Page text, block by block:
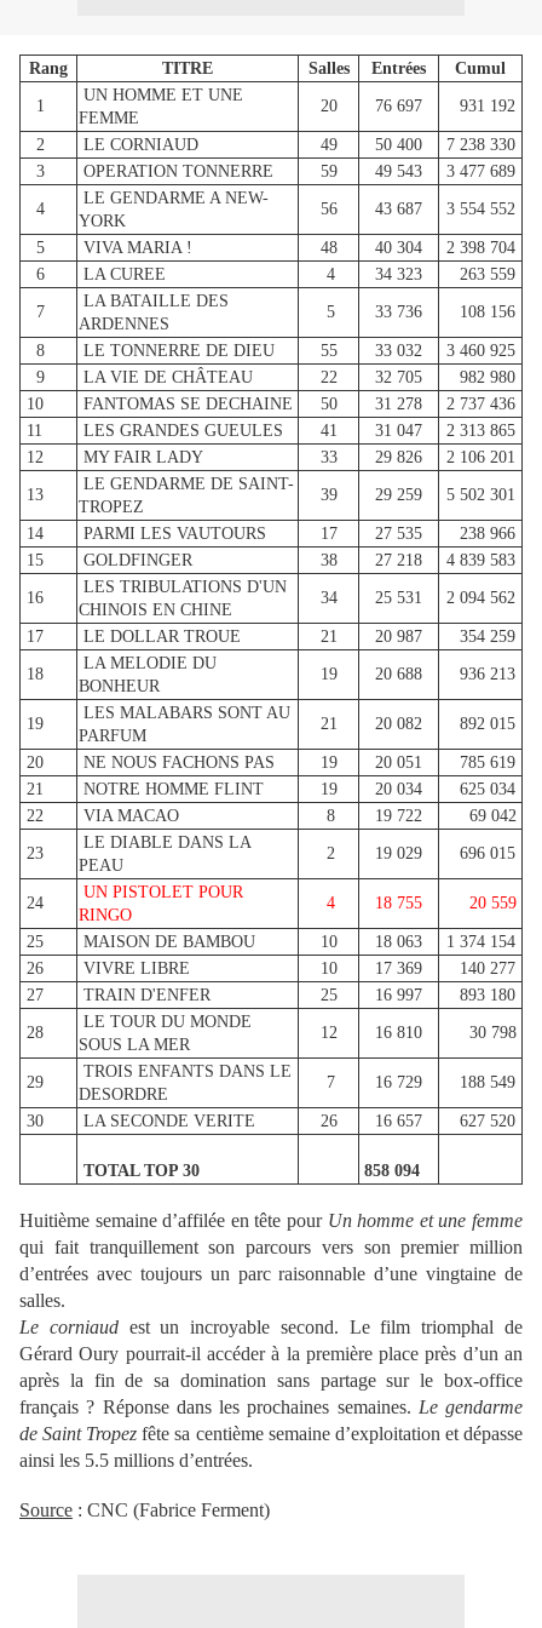
Rang TITRE Salles Entrées Cumul
1
UN HOMME ET UNE
FEMME
20 76 697 931 192
2 LE CORNIAUD 49 50 400
7 238 330
3
OPERATION TONNERRE 59 49 543 3 477 689
4
LE GENDARME A NEW-
YORK
56 43 687 3 554 552
5 VIVA MARIA ! 48 40 304
2 398 704
6
LA CUREE 4 34 323 263 559
7
LA BATAILLE DES
ARDENNES
5 33 736 108 156
8 LE TONNERRE DE DIEU 55 33 032
3 460 925
9
LA VIE DE CHÂTEAU 22 32 705
982 980
10
FANTOMAS SE DECHAINE 50 31 278
2 737 436
11
LES GRANDES GUEULES 41 31 047
2 313 865
12
MY FAIR LADY 33 29 826 2 106 201
13
LE GENDARME DE SAINT-
TROPEZ
39 29 259 5 502 301
14 PARMI LES VAUTOURS 17 27 535
238 966
15
GOLDFINGER 38 27 218 4 839 583
16
LES TRIBULATIONS D'UN
CHINOIS EN CHINE
34 25 531 2 094 562
17 LE DOLLAR TROUE 21 20 987 354 259
18
LA MELODIE DU
BONHEUR
19 20 688 936 213
19
LES MALABARS SONT AU
PARFUM
21 20 082 892 015
20 NE NOUS FACHONS PAS 19 20 051
785 619
21
NOTRE HOMME FLINT 19 20 034
625 034
22
VIA MACAO 8 19 722 69 042
23
LE DIABLE DANS LA
PEAU
2 19 029 696 015
24
UN PISTOLET POUR
RINGO
4 18 755 20 559
25 MAISON DE BAMBOU 10 18 063
1 374 154
26
VIVRE LIBRE 10 17 369
140 277
27
TRAIN D'ENFER 25 16 997 893 180
28
LE TOUR DU MONDE
SOUS LA MER
12 16 810 30 798
29
TROIS ENFANTS DANS LE
DESORDRE
7 16 729 188 549
30 LA SECONDE VERITE 26 16 657 627 520
TOTAL TOP 30 858 094
Huitième semaine d’affilée en tête pour Un homme et une femme
qui fait tranquillement son parcours vers son premier million
d’entrées avec toujours un parc raisonnable d’une vingtaine de
salles.
Le corniaudest un incroyable second. Le film triomphal de
Gérard Oury pourrait-il accéder à la première place près d’un an
après la fin de sa domination sans partage sur le box-office
français ? Réponse dans les prochaines semaines. Le gendarme
de Saint Tropez fête sa centième semaine d’exploitation et dépasse
ainsi les 5.5 millions d’entrées.
Source : CNC (Fabrice Ferment)